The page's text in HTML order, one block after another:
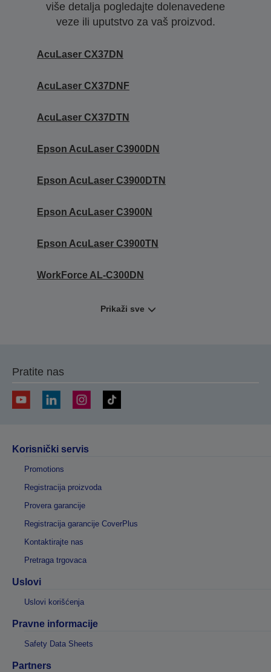
više detalja pogledajte dolenavedene
veze ili uputstvo za vaš proizvod.
AcuLaser CX37DN
AcuLaser CX37DNF
AcuLaser CX37DTN
Epson AcuLaser C3900DN
Epson AcuLaser C3900DTN
Epson AcuLaser C3900N
Epson AcuLaser C3900TN
WorkForce AL-C300DN
Prikaži sve
Pratite nas
Korisnički servis
Promotions
Registracija proizvoda
Provera garancije
Registracija garancije CoverPlus
Kontaktirajte nas
Pretraga trgovaca
Uslovi
Uslovi korišćenja
Pravne informacije
Safety Data Sheets
Partners